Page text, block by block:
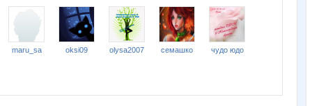
maru_sa oksi09 olysa2007 семашко чудо юдо